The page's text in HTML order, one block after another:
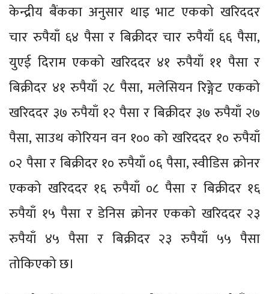
केन्द्रीय बैंकका अनुसार थाइ भाट एकको खरिददर
चार रुपैयाँ ६४ पैसा र बिक्रीदर चार रुपैयाँ ६६ पैसा,
युएई दिराम एकको खरिददर ४१ रुपैयाँ ११ पैसा र
बिक्रीदर ४१ रुपैयाँ २८ पैसा, मलेसियन रिङ्गेट एकको
खरिददर ३७ रुपैयाँ १२ पैसा र बिक्रीदर ३७ रुपैयाँ २७
पैसा, साउथ कोरियन वन १०० को खरिददर १० रुपैयाँ
०२ पैसा र बिक्रीदर १० रुपैयाँ ०६ पैसा, स्वीडिस क्रोनर
एकको खरिददर १६ रुपैयाँ ०८ पैसा र बिक्रीदर १६
रुपैयाँ १५ पैसा र डेनिस क्रोनर एकको खरिददर २३
रुपैयाँ ४५ पैसा र बिक्रीदर २३ रुपैयाँ ५५ पैसा
तोकिएको छ।